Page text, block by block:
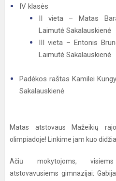
​IV klasės
II vieta – Matas
Laimutė Sakalauskienė
III vieta – Entonis
Laimutė Sakalauskienė
​Padėkos raštas Kamilei
Sakalauskienė
Matas atstovaus Mažeikių
olimpiadoje! Linkime jam kuo
Ačiū mokytojoms,
atstovavusiems gimnazijai: